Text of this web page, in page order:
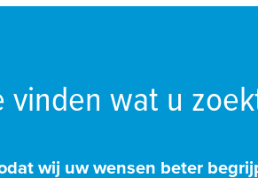
vinden wat u
wij uw wensen beter